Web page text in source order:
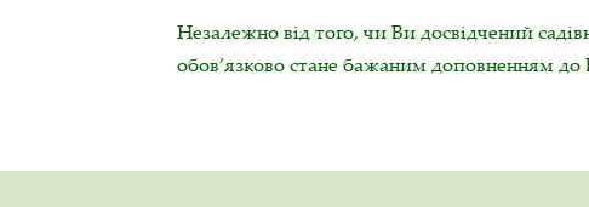
Незалежно від того, чи Ви досвідчений
обов’язково стане бажаним доповненням до